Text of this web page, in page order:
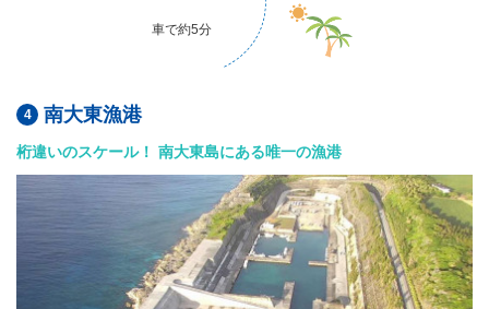
車で約5分
南大東漁港
桁違いのスケール！ 南大東島にある唯一の漁港